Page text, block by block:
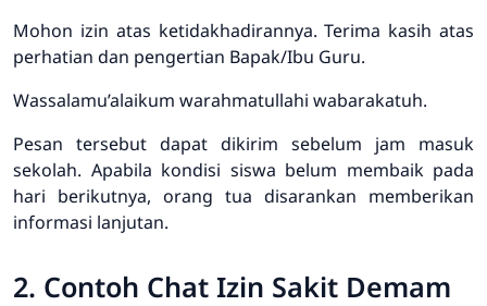
Mohon izin atas ketidakhadirannya. Terima kasih atas
perhatian dan pengertian Bapak/Ibu Guru.
Wassalamu’alaikum warahmatullahi wabarakatuh.
Pesan tersebut dapat dikirim sebelum jam masuk
sekolah. Apabila kondisi siswa belum membaik pada
hari berikutnya, orang tua disarankan memberikan
informasi lanjutan.
2. Contoh Chat Izin Sakit Demam